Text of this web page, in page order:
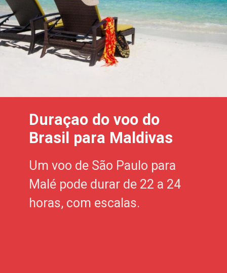
Um voo de São Paulo para
Malé pode durar de 22 a 24
horas, com escalas.
Duraçao do voo do
Brasil para Maldivas